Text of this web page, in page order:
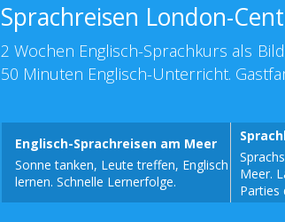
Sprachreisen London-
2 Wochen Englisch-Sprachkurs als
50 Minuten Englisch-Unterricht.
Englisch-Sprachreisen am Meer
Sonne tanken, Leute treffen, Englisch
lernen. Schnelle Lernerfolge.
Meer.
Parties